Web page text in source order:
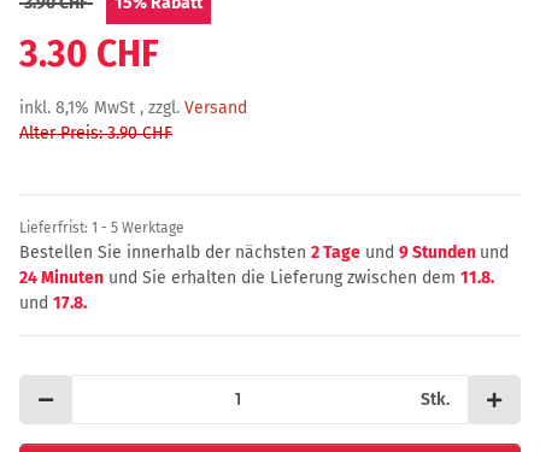
3.30 CHF
inkl. 8,1% MwSt , zzgl. Versand
Alter Preis: 3.90 CHF
Lieferfrist: 1 - 5 Werktage
Bestellen Sie innerhalb der nächsten 2 Tage und 9 Stunden und
24 Minuten und Sie erhalten die Lieferung zwischen dem 11.8.
und 17.8.
Stk.